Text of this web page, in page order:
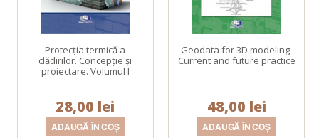
Protecția termică a
clădirilor. Concepție și
proiectare. Volumul I
28,00 lei
Geodata for 3D modeling.
Current and future practice
48,00 lei